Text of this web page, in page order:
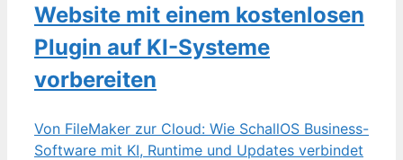
Website mit einem kostenlosen
Plugin auf KI-Systeme
vorbereiten
Von FileMaker zur Cloud: Wie SchallOS Business-
Software mit KI, Runtime und Updates verbindet